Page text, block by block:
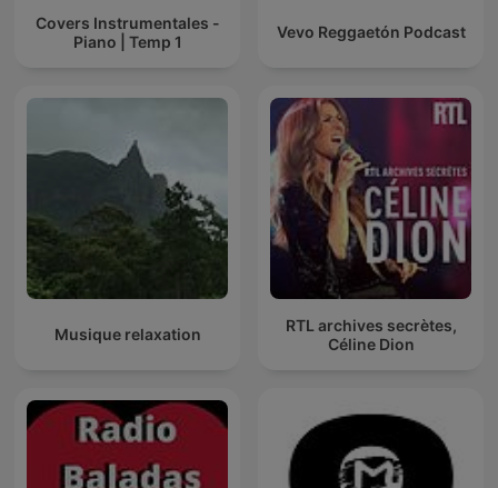
Covers Instrumentales -
Piano | Temp 1
Vevo Reggaetón Podcast
Musique relaxation
RTL archives secrètes,
Céline Dion